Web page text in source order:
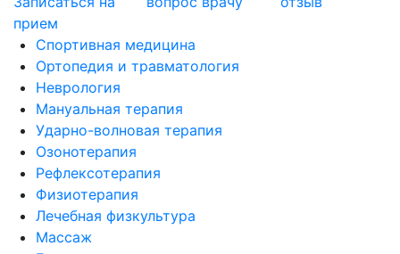
прием
Спортивная медицина
Ортопедия и травматология
Неврология
Мануальная терапия
Ударно-волновая терапия
Озонотерапия
Рефлексотерапия
Физиотерапия
Лечебная физкультура
Массаж